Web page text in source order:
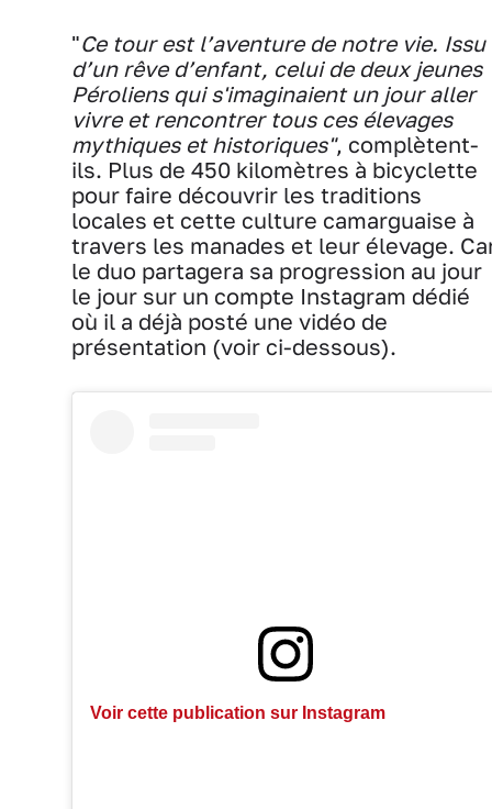
"Ce tour est l’aventure de notre vie. Issu
d’un rêve d’enfant, celui de deux jeunes
Péroliens qui s'imaginaient un jour aller
vivre et rencontrer tous ces élevages
mythiques et historiques", complètent-
ils. Plus de 450 kilomètres à bicyclette
pour faire découvrir les traditions
locales et cette culture camarguaise à
travers les manades et leur élevage.
le duo partagera sa progression au jour
le jour sur un compte Instagram dédié
où il a déjà posté une vidéo de
présentation (voir ci-dessous).
Voir cette publication sur Instagram